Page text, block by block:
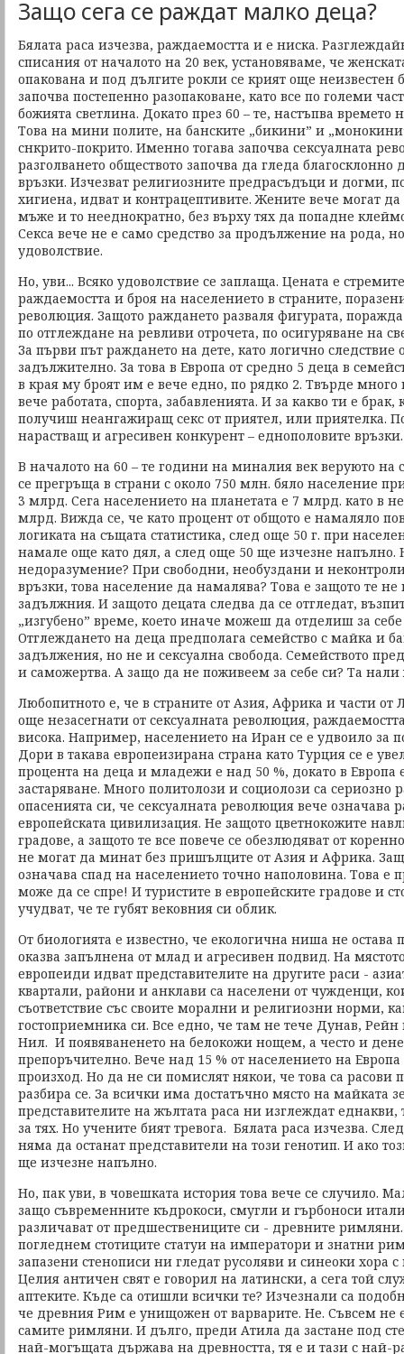
Защо сега се раждат малко деца?
Бялата раса изчезва, раждаемостта и е ниска.
списания от началото на 20 век, установяваме, че
опакована и под дългите рокли се крият още неизвестен
започва постепенно разопаковане, като все по големи
божията светлина. Докато през 60 – те, настъпва времето
Това на мини полите, на банските „бикини” и
снкрито-покрито. Именно тогава започва сексуалната
разголването обществото започва да гледа
връзки. Изчезват религиозните предрасъдъци и догми,
хигиена, идват и контрацептивите. Жените вече могат
мъже и то нееднократно, без върху тях да попадне
Секса вече не е само средство за продължение на рода,
удоволствие.
Но, уви... Всяко удоволствие се заплаща. Цената е
раждаемостта и броя на населението в страните,
революция. Защото раждането разваля фигурата,
по отглеждане на ревливи отрочета, по осигуряване на
За първи път раждането на дете, като логично следствие
задължително. За това в Европа от средно 5 деца в
в края му броят им е вече едно, по рядко 2. Твърде
вече работата, спорта, забавленията. И за какво ти е
получиш неангажиращ секс от приятел, или приятелка.
нарастващ и агресивен конкурент – еднополовите връзки.
В началото на 60 – те години на миналия век веруюто на
се прегръща в страни с около 750 млн. бяло население
3 млрд. Сега населението на планетата е 7 млрд. като в
млрд. Вижда се, че като процент от общото е намаляло
логиката на същата статистика, след още 50 г. при
намале още като дял, а след още 50 ще изчезне напълно.
недоразумение? При свободни, необуздани и
връзки, това население да намалява? Това е защото те
задължния. И защото децата следва да се отгледат,
„изгубено” време, което иначе можеш да отделиш за
Отглеждането на деца предполага семейство с майка и
задължения, но не и сексуална свобода. Семейството
и саможертва. А защо да не поживеем за себе си? Та
Любопитното е, че в страните от Азия, Африка и части от
още незасегнати от сексуалната революция,
висока. Например, населението на Иран се е удвоило за
Дори в такава европеизирана страна като Турция се е
процента на деца и младежи е над 50 %, докато в Европа
застаряване. Много политолози и социолози са сериозно
опасенията си, че сексуалната революция вече
европейската цивилизация. Не защото цветнокожите
градове, а защото те все повече се обезлюдяват от
не могат да минат без пришълците от Азия и Африка.
означава спад на населението точно наполовина. Това е
може да се спре! И туристите в европейските градове и
учудват, че те губят вековния си облик.
От биологията е известно, че екологична ниша не остава
оказва запълнена от млад и агресивен подвид. На
европеиди идват представителите на другите раси -
квартали, райони и анклави са населени от чужденци,
съответствие със своите морални и религиозни норми,
гостоприемника си. Все едно, че там не тече Дунав,
Нил. И появяваненето на белокожи нощем, а често и
препоръчително. Вече над 15 % от населението на
произход. Но да не си помислят някои, че това са расови
разбира се. За всички има достатъчно място на майката
представителите на жълтата раса ни изглеждат
за тях. Но учените бият тревога. Бялата раса изчезва.
няма да останат представители на този генотип. И ако
ще изчезне напълно.
Но, пак уви, в човешката история това вече се случило.
защо съвременните къдрокоси, смугли и гърбоноси
различават от предшествениците си - древните
погледнем стотиците статуи на императори и знатни
запазени стенописи ни гледат русоляви и синеоки хора
Целия античен свят е говорил на латински, а сега той
аптеките. Къде са отишли всички те? Изчезнали са
че древния Рим е унищожен от варварите. Не. Съвсем не
самите римляни. И дълго, преди Атила да застане под
най-могъщата държава на древността, тя е и тази с най-